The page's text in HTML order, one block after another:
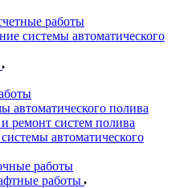
работы
системы автоматического
автоматического полива
ремонт систем полива
автоматического
работы
работы